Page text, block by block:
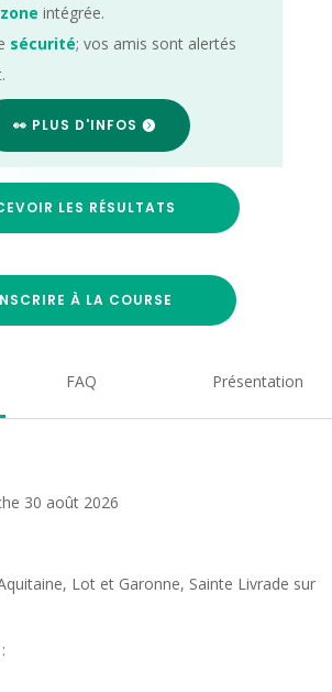
intégrée.
sécurité; vos amis sont alertés
👀 PLUS D'INFOS
LES RÉSULTATS
À LA COURSE
FAQ Présentation
30 août 2026
Lot et Garonne, Sainte Livrade sur